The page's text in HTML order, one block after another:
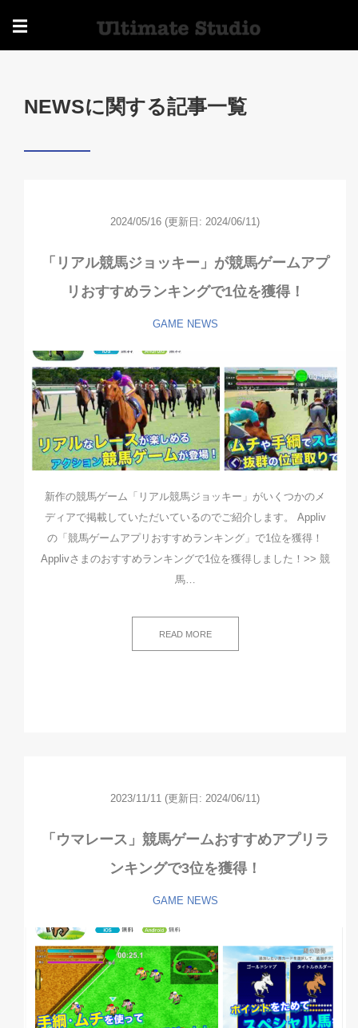
☰
NEWSに関する記事一覧
2024/05/16 (更新日: 2024/06/11)
「リアル競馬ジョッキー」が競馬ゲームアプ
リおすすめランキングで1位を獲得！
GAME NEWS
新作の競馬ゲーム「リアル競馬ジョッキー」がいくつかのメ
ディアで掲載していただいているのでご紹介します。 Appliv
の「競馬ゲームアプリおすすめランキング」で1位を獲得！
Applivさまのおすすめランキングで1位を獲得しました！>> 競
馬…
READ MORE
2023/11/11 (更新日: 2024/06/11)
「ウマレース」競馬ゲームおすすめアプリラ
ンキングで3位を獲得！
GAME NEWS